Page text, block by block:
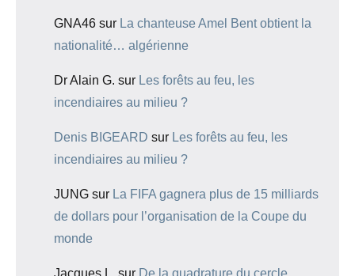
GNA46 sur La chanteuse Amel Bent obtient la
nationalité… algérienne
Dr Alain G. sur Les forêts au feu, les
incendiaires au milieu ?
Denis BIGEARD sur Les forêts au feu, les
incendiaires au milieu ?
JUNG sur La FIFA gagnera plus de 15 milliards
de dollars pour l’organisation de la Coupe du
monde
Jacques L. sur De la quadrature du cercle